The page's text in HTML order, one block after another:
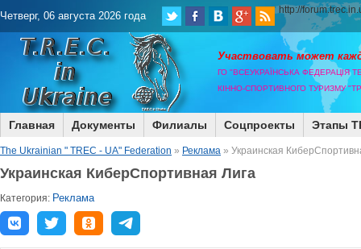
Четверг, 06 августа 2026 года http://
Участвовать может
ГО "ВСЕУКРАЇНСЬКА ФЕДЕРАЦІЯ
КІННО-СПОРТИВНОГО ТУРИЗМУ
Главная Документы Филиалы Соцпроекты Этапы
The Ukrainian " TREC - UA" Federation » Реклама » Украинская
Украинская КиберСпортивная Лига
Категория: Реклама